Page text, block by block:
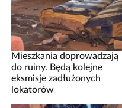
Mieszkania doprowadzają
do ruiny. Będą kolejne
eksmisje zadłużonych
lokatorów